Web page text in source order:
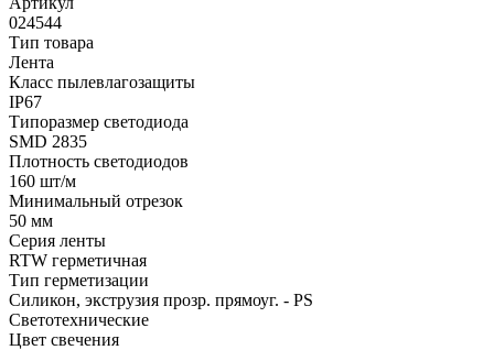
024544
Тип товара
Лента
Класс пылевлагозащиты
IP67
Типоразмер светодиода
SMD 2835
Плотность светодиодов
160 шт/м
Минимальный отрезок
50 мм
Серия ленты
RTW герметичная
Тип герметизации
Силикон, экструзия прозр. прямоуг. - PS
Светотехнические
Цвет свечения